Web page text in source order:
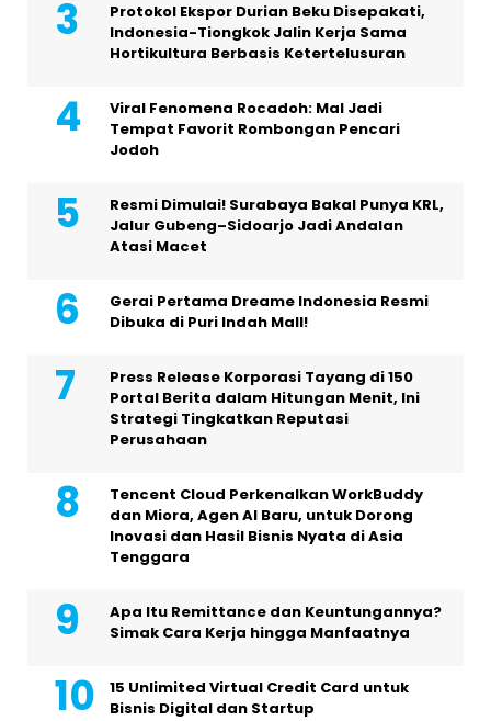
Protokol Ekspor Durian Beku Disepakati,
Indonesia-Tiongkok Jalin Kerja Sama
Hortikultura Berbasis Ketertelusuran
Viral Fenomena Rocadoh: Mal Jadi
Tempat Favorit Rombongan Pencari
Jodoh
Resmi Dimulai! Surabaya Bakal Punya KRL,
Jalur Gubeng–Sidoarjo Jadi Andalan
Atasi Macet
Gerai Pertama Dreame Indonesia Resmi
Dibuka di Puri Indah Mall!
Press Release Korporasi Tayang di 150
Portal Berita dalam Hitungan Menit, Ini
Strategi Tingkatkan Reputasi
Perusahaan
Tencent Cloud Perkenalkan WorkBuddy
dan Miora, Agen AI Baru, untuk Dorong
Inovasi dan Hasil Bisnis Nyata di Asia
Tenggara
Apa Itu Remittance dan Keuntungannya?
Simak Cara Kerja hingga Manfaatnya
15 Unlimited Virtual Credit Card untuk
Bisnis Digital dan Startup